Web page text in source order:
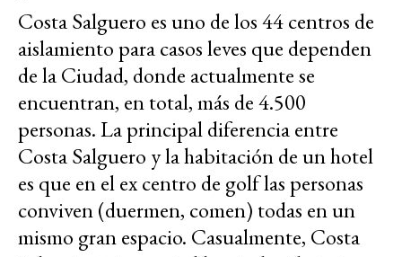
Costa Salguero es uno de los 44 centros de
aislamiento para casos leves que dependen
de la Ciudad, donde actualmente se
encuentran, en total, más de 4.500
personas. La principal diferencia entre
Costa Salguero y la habitación de un hotel
es que en el ex centro de golf las personas
conviven (duermen, comen) todas en un
mismo gran espacio. Casualmente, Costa